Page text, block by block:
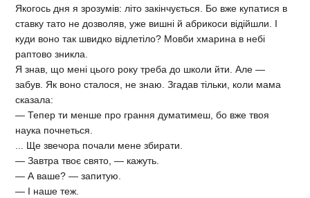
Якогось дня я зрозумів: літо закінчується. Бо вже купатися в
ставку тато не дозволяв, уже вишні й абрикоси відійшли. І
куди воно так швидко відлетіло? Мовби хмарина в небі
раптово зникла.
Я знав, що мені цього року треба до школи йти. Але —
забув. Як воно сталося, не знаю. Згадав тільки, коли мама
сказала:
— Тепер ти менше про грання думатимеш, бо вже твоя
наука почнеться.
... Ще звечора почали мене збирати.
— Завтра твоє свято, — кажуть.
— А ваше? — запитую.
— І наше теж.